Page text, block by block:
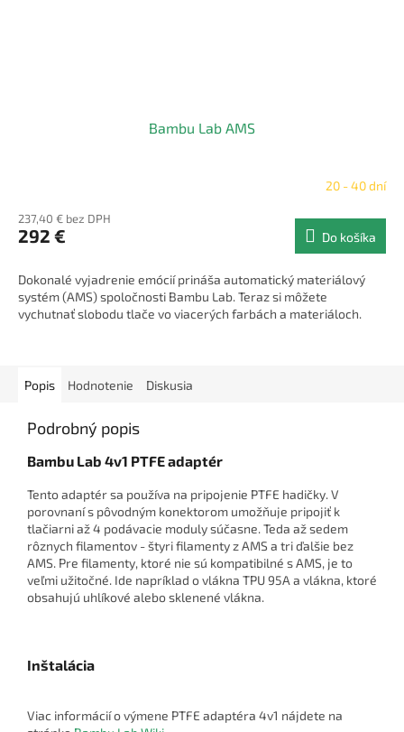
Bambu Lab AMS
20 - 40 dní
237,40 € bez DPH
292 € Do košíka
Dokonalé vyjadrenie emócií prináša automatický materiálový
systém (AMS) spoločnosti Bambu Lab. Teraz si môžete
vychutnať slobodu tlače vo viacerých farbách a materiáloch.
Popis Hodnotenie Diskusia
Podrobný popis
Bambu Lab 4v1 PTFE adaptér
Tento adaptér sa používa na pripojenie PTFE hadičky. V
porovnaní s pôvodným konektorom umožňuje pripojiť k
tlačiarni až 4 podávacie moduly súčasne. Teda až sedem
rôznych filamentov - štyri filamenty z AMS a tri ďalšie bez
AMS. Pre filamenty, ktoré nie sú kompatibilné s AMS, je to
veľmi užitočné. Ide napríklad o vlákna TPU 95A a vlákna, ktoré
obsahujú uhlíkové alebo sklenené vlákna.
Inštalácia
Viac informácií o výmene PTFE adaptéra 4v1 nájdete na